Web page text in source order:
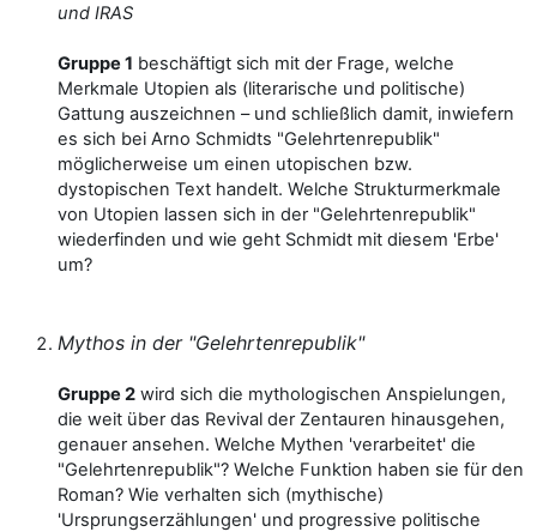
und IRAS
Gruppe 1 beschäftigt sich mit der Frage, welche
Merkmale Utopien als (literarische und politische)
Gattung auszeichnen – und schließlich damit, inwiefern
es sich bei Arno Schmidts "Gelehrtenrepublik"
möglicherweise um einen utopischen bzw.
dystopischen Text handelt. Welche Strukturmerkmale
von Utopien lassen sich in der "Gelehrtenrepublik"
wiederfinden und wie geht Schmidt mit diesem 'Erbe'
um?
Mythos in der "Gelehrtenrepublik"
Gruppe 2 wird sich die mythologischen Anspielungen,
die weit über das Revival der Zentauren hinausgehen,
genauer ansehen. Welche Mythen 'verarbeitet' die
"Gelehrtenrepublik"? Welche Funktion haben sie für den
Roman? Wie verhalten sich (mythische)
'Ursprungserzählungen' und progressive politische